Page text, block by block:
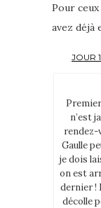
Pour
avez déjà
JOUR
n’est
rendez-
Gaulle
je dois
on est
dernier !
décolle